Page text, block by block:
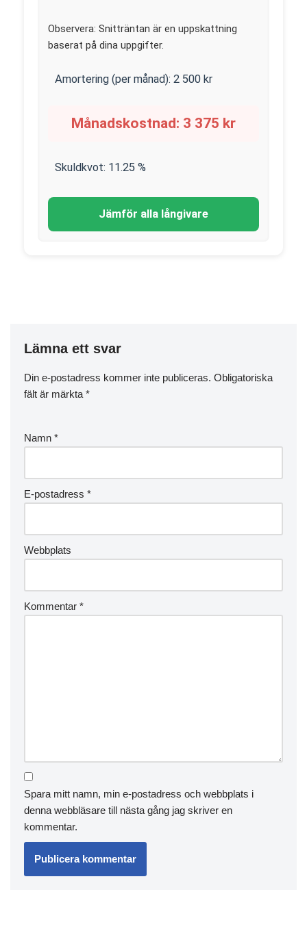
Observera: Snitträntan är en uppskattning
baserat på dina uppgifter.
Amortering (per månad): 2 500 kr
Månadskostnad: 3 375 kr
Skuldkvot: 11.25 %
Jämför alla långivare
Lämna ett svar
Din e-postadress kommer inte publiceras. Obligatoriska
fält är märkta *
Namn *
E-postadress *
Webbplats
Kommentar *
Spara mitt namn, min e-postadress och webbplats i
denna webbläsare till nästa gång jag skriver en
kommentar.